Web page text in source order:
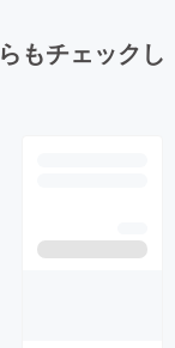
もチェックし